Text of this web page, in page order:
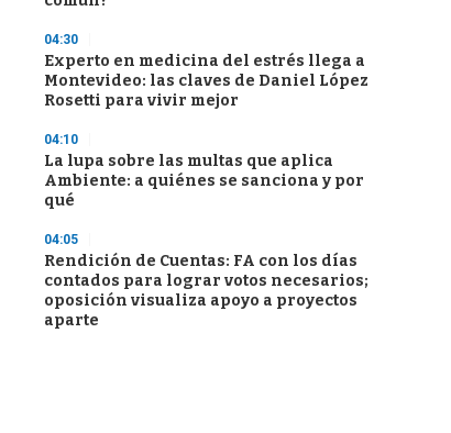
04:30
Experto en medicina del estrés llega a
Montevideo: las claves de Daniel López
Rosetti para vivir mejor
04:10
La lupa sobre las multas que aplica
Ambiente: a quiénes se sanciona y por
qué
04:05
Rendición de Cuentas: FA con los días
contados para lograr votos necesarios;
oposición visualiza apoyo a proyectos
aparte